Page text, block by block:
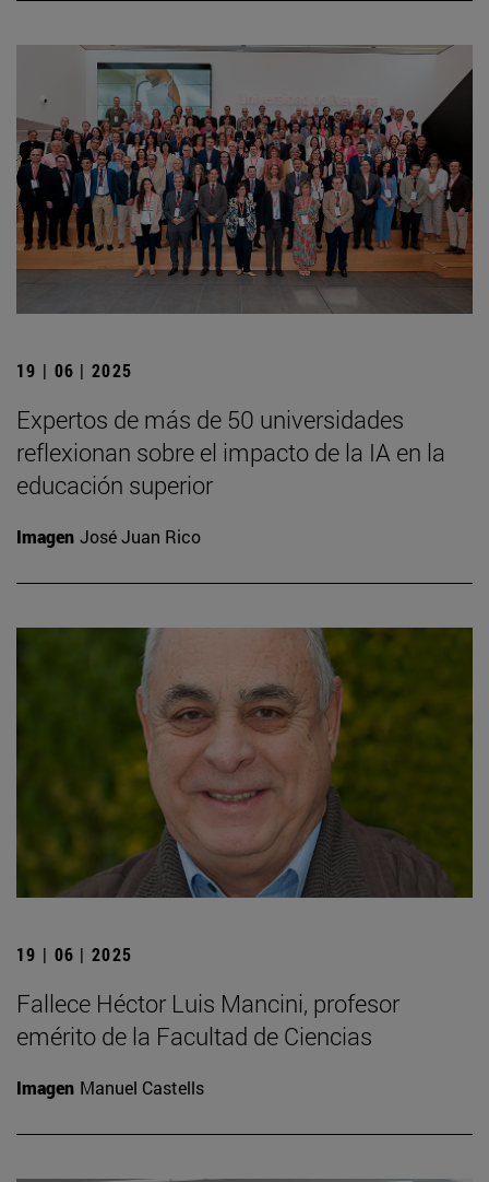
19 | 06 | 2025
Expertos de más de 50 universidades
reflexionan sobre el impacto de la IA en la
educación superior
Imagen José Juan Rico
19 | 06 | 2025
Fallece Héctor Luis Mancini, profesor
emérito de la Facultad de Ciencias
Imagen Manuel Castells